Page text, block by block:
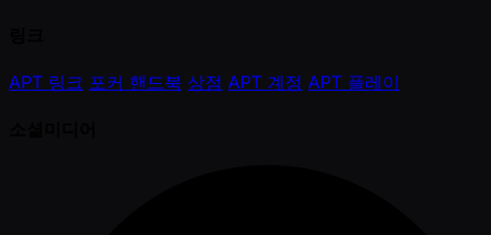
APT 링크 포커 핸드북 상점 APT 계정 APT 플레이